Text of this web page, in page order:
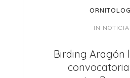
IN
Birding Aragón